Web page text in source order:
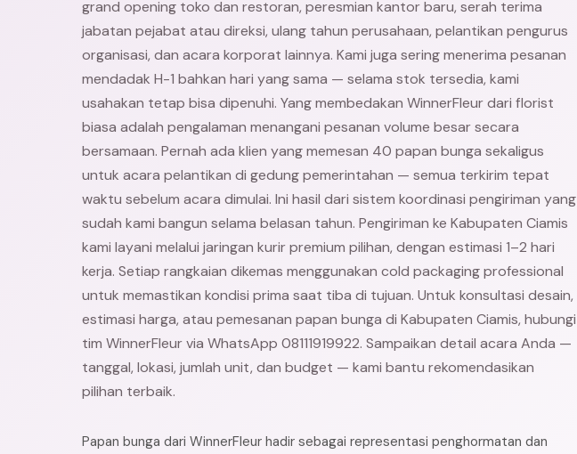
grand opening toko dan restoran, peresmian kantor baru, serah terima
jabatan pejabat atau direksi, ulang tahun perusahaan, pelantikan pengurus
organisasi, dan acara korporat lainnya. Kami juga sering menerima pesanan
mendadak H-1 bahkan hari yang sama — selama stok tersedia, kami
usahakan tetap bisa dipenuhi. Yang membedakan WinnerFleur dari florist
biasa adalah pengalaman menangani pesanan volume besar secara
bersamaan. Pernah ada klien yang memesan 40 papan bunga sekaligus
untuk acara pelantikan di gedung pemerintahan — semua terkirim tepat
waktu sebelum acara dimulai. Ini hasil dari sistem koordinasi pengiriman yang
sudah kami bangun selama belasan tahun. Pengiriman ke Kabupaten Ciamis
kami layani melalui jaringan kurir premium pilihan, dengan estimasi 1–2 hari
kerja. Setiap rangkaian dikemas menggunakan cold packaging professional
untuk memastikan kondisi prima saat tiba di tujuan. Untuk konsultasi desain,
estimasi harga, atau pemesanan papan bunga di Kabupaten Ciamis, hubungi
tim WinnerFleur via WhatsApp 08111919922. Sampaikan detail acara Anda —
tanggal, lokasi, jumlah unit, dan budget — kami bantu rekomendasikan
pilihan terbaik.
Papan bunga dari WinnerFleur hadir sebagai representasi penghormatan dan